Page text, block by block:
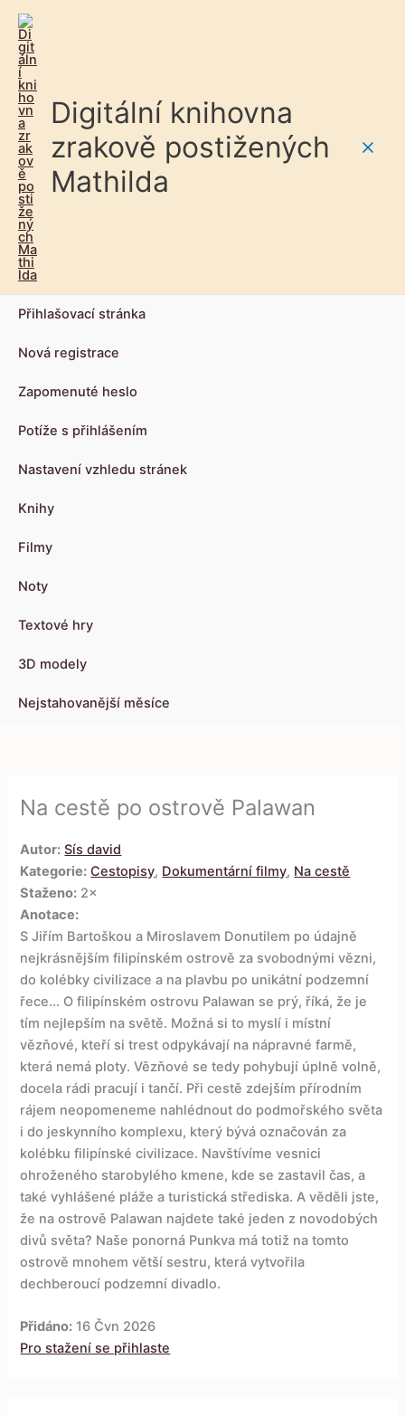
Digitální knihovna
zrakově postižených
Mathilda
Přihlašovací stránka
Nová registrace
Zapomenuté heslo
Potíže s přihlášením
Nastavení vzhledu stránek
Knihy
Filmy
Noty
Textové hry
3D modely
Nejstahovanější měsíce
Na cestě po ostrově Palawan
Autor: Sís david
Kategorie: Cestopisy, Dokumentární filmy, Na cestě
Staženo: 2×
Anotace:
S Jiřím Bartoškou a Miroslavem Donutilem po údajně
nejkrásnějším filipínském ostrově za svobodnými vězni,
do kolébky civilizace a na plavbu po unikátní podzemní
řece... O filipínském ostrovu Palawan se prý, říká, že je
tím nejlepším na světě. Možná si to myslí i místní
vězňové, kteří si trest odpykávají na nápravné farmě,
která nemá ploty. Vězňové se tedy pohybují úplně volně,
docela rádi pracují i tančí. Při cestě zdejším přírodním
rájem neopomeneme nahlédnout do podmořského světa
i do jeskynního komplexu, který bývá označován za
kolébku filipínské civilizace. Navštívíme vesnici
ohroženého starobylého kmene, kde se zastavil čas, a
také vyhlášené pláže a turistická střediska. A věděli jste,
že na ostrově Palawan najdete také jeden z novodobých
divů světa? Naše ponorná Punkva má totiž na tomto
ostrově mnohem větší sestru, která vytvořila
dechberoucí podzemní divadlo.
Přidáno: 16 Čvn 2026
Pro stažení se přihlaste